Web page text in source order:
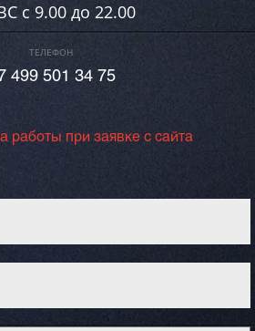
c 9.00 до 22.00
ТЕЛЕФОН
499 501 34 75
работы при заявке с сайта